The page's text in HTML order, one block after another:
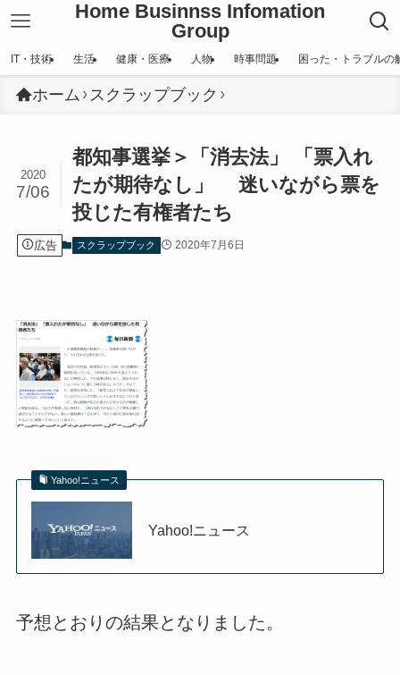
Home Businnss Infomation
Group
IT・技術 生活 健康・医療 人物 時事問題 困った・トラブルの
ホーム スクラップブック
都知事選挙＞「消去法」 「票入れ
たが期待なし」 迷いながら票を
投じた有権者たち
2020
7/06
広告 スクラップブック 2020年7月6日
Yahoo!ニュース
Yahoo!ニュース
予想とおりの結果となりました。